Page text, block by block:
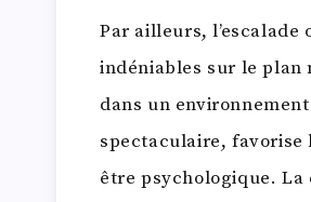
Par ailleurs,
indéniables sur le plan
dans un
spectaculaire, favorise
être psychologique.